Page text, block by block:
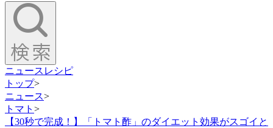
ニュース レシピ
トップ>
ニュース>
トマト >
【30秒で完成！】「トマト酢」のダイエット効果がスゴイと